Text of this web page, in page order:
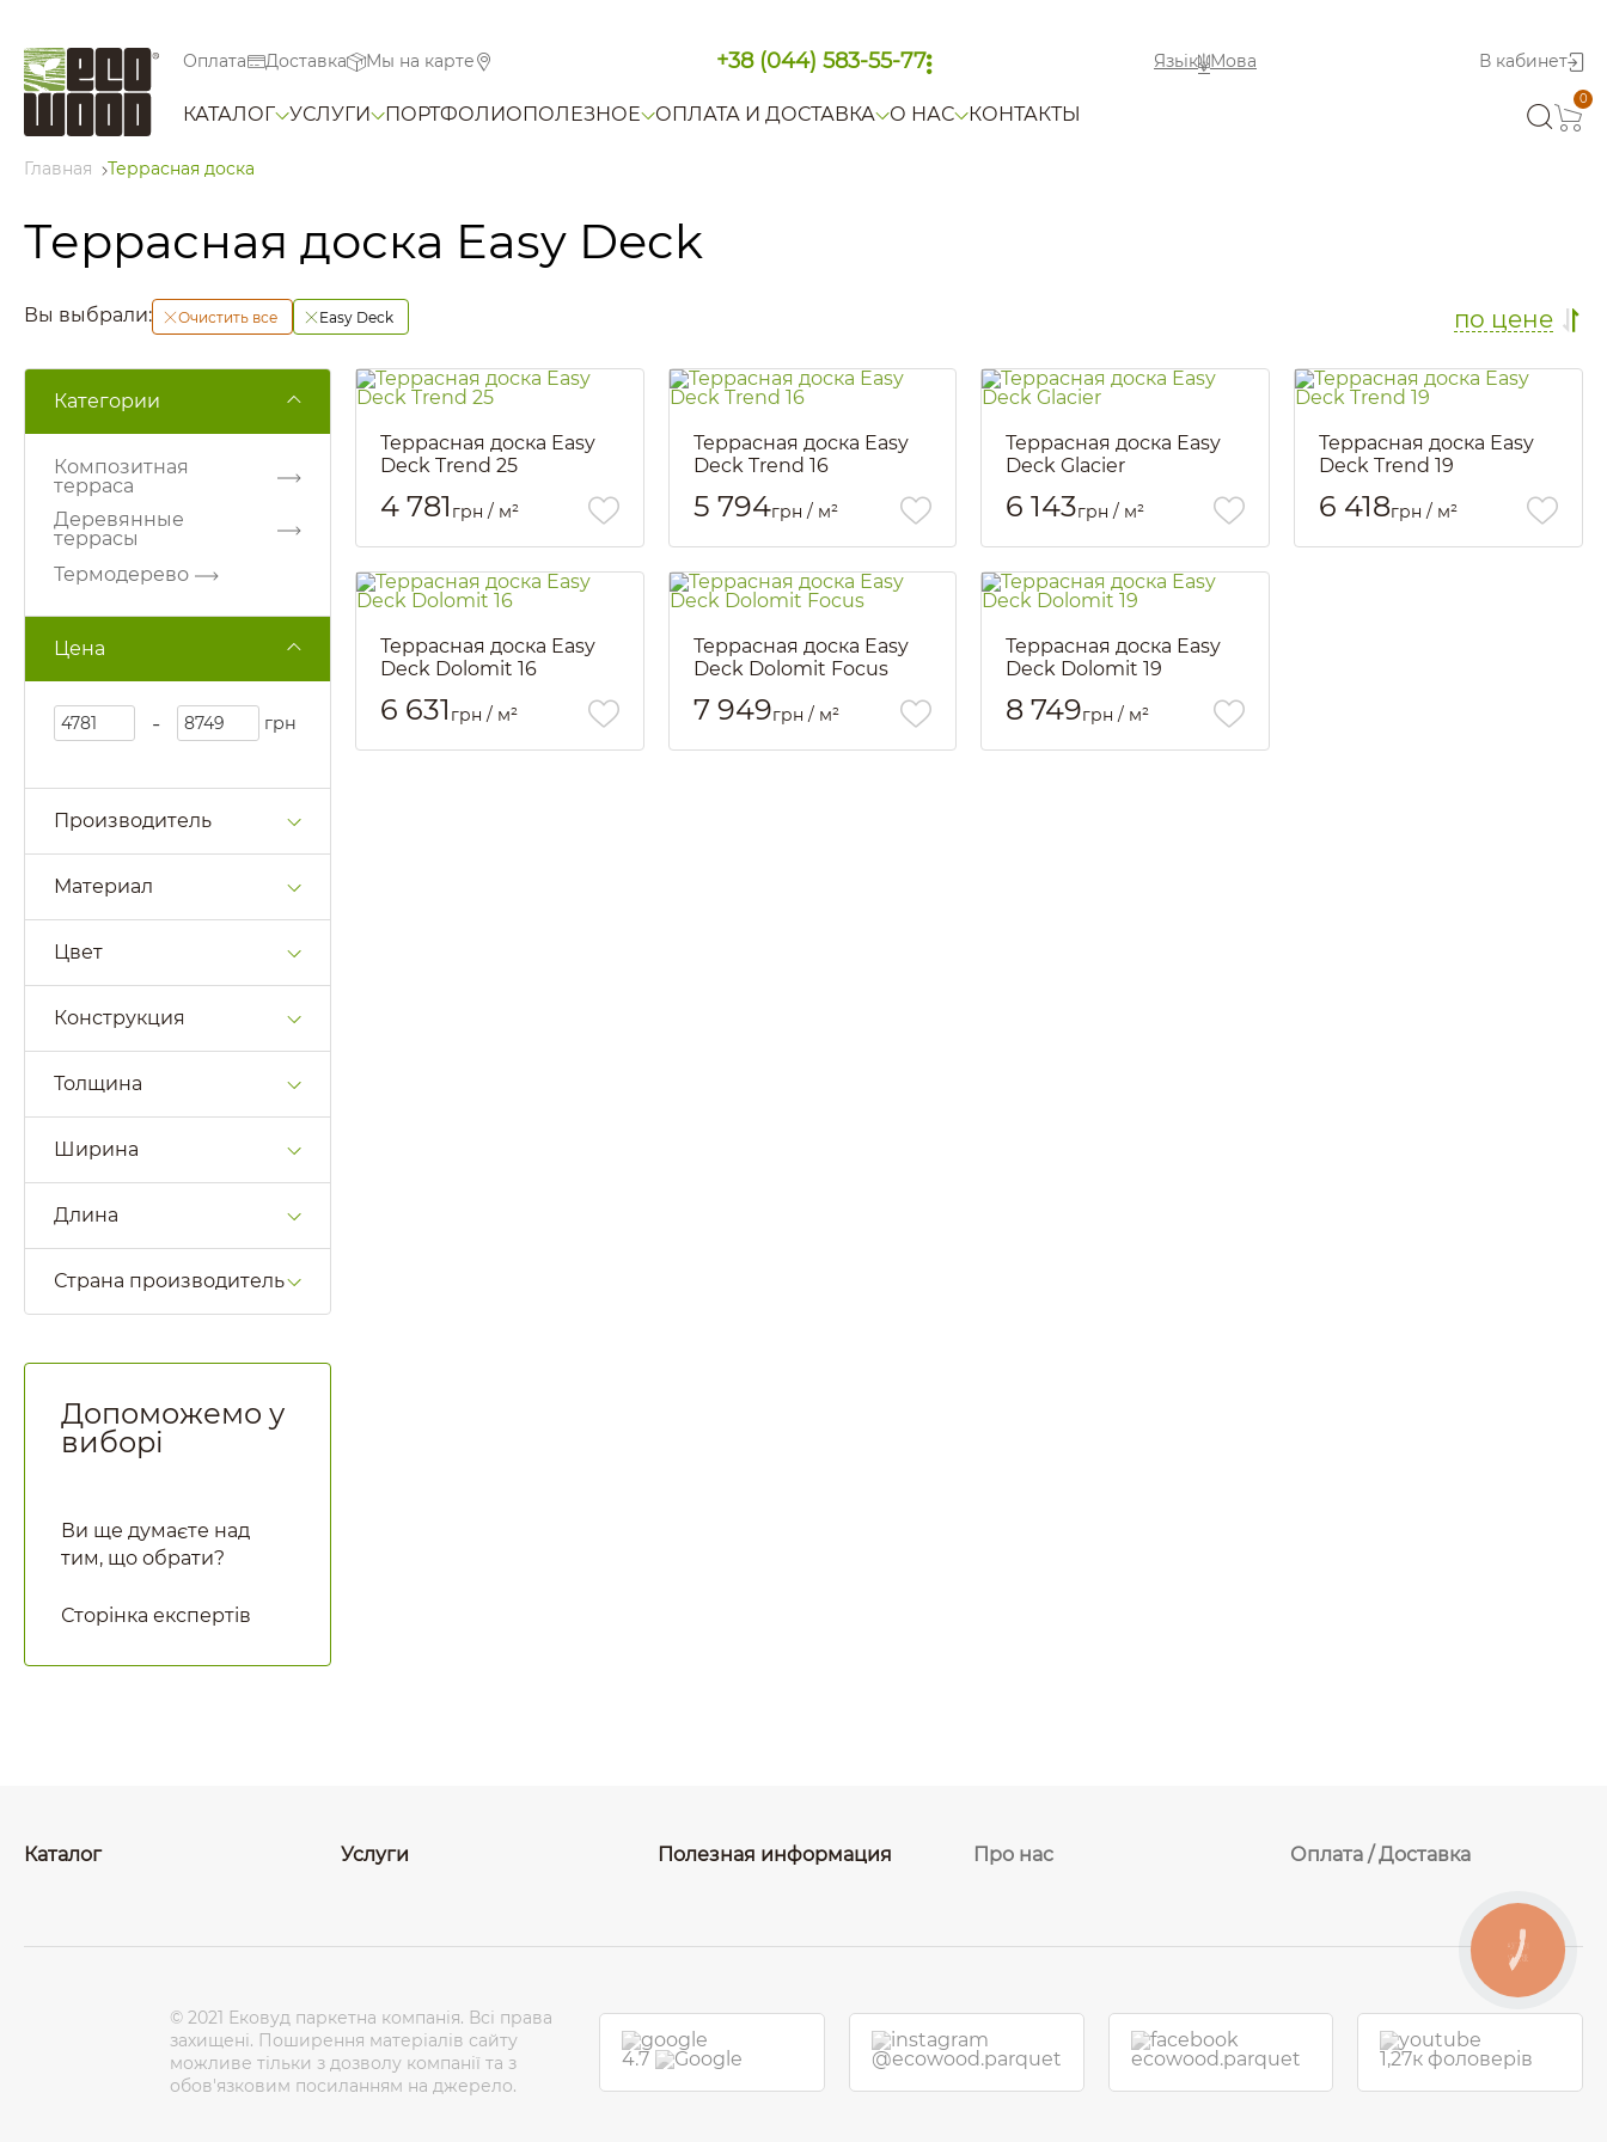
Оплата Доставка Мы на карте +38 (044) 583-55-77 Язьік Мова В кабинет
КАТАЛОГ УСЛУГИ ПОРТФОЛИОПОЛЕЗНОЕ ОПЛАТА И ДОСТАВКА О НАС КОНТАКТЫ
0
Главная Террасная доска
Террасная доска Easy Deck
Вы выбрали: Очистить все Easy Deck по цене
Категории
Композитная
терраса
Деревянные
террасы
Термодерево
Цена
- грн
Производитель
Материал
Цвет
Конструкция
Толщина
Ширина
Длина
Страна производитель
Допоможемо у
виборі
Ви ще думаєте над
тим, що обрати?
Сторінка експертів
Террасная доска Easy
Deck Trend 25
4 781 грн / м²
Террасная доска Easy
Deck Trend 16
5 794грн / м²
Террасная доска Easy
Deck Glacier
6 143грн / м²
Террасная доска Easy
Deck Trend 19
6 418грн / м²
Террасная доска Easy
Deck Dolomit 16
6 631 грн / м²
Террасная доска Easy
Deck Dolomit Focus
7 949грн / м²
Террасная доска Easy
Deck Dolomit 19
8 749грн / м²
Каталог Услуги Полезная информация Про нас Оплата / Доставка
© 2021 Ековуд паркетна компанія. Всі права
захищені. Поширення матеріалів сайту
можливе тільки з дозволу компанії та з
обов'язковим посиланням на джерело.
4.7 @ecowood.parquet ecowood.parquet 1,27к фоловерів
КНОПКА
ЗВ'ЯЗКУ